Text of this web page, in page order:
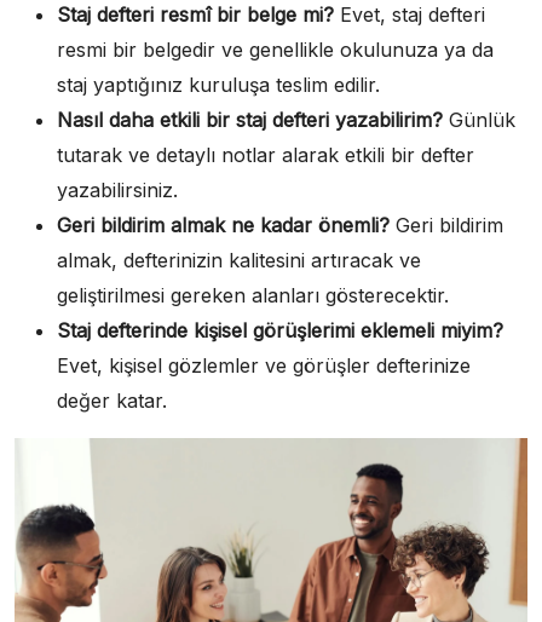
Staj defteri resmî bir belge mi? Evet, staj defteri
resmi bir belgedir ve genellikle okulunuza ya da
staj yaptığınız kuruluşa teslim edilir.
Nasıl daha etkili bir staj defteri yazabilirim? Günlük
tutarak ve detaylı notlar alarak etkili bir defter
yazabilirsiniz.
Geri bildirim almak ne kadar önemli? Geri bildirim
almak, defterinizin kalitesini artıracak ve
geliştirilmesi gereken alanları gösterecektir.
Staj defterinde kişisel görüşlerimi eklemeli miyim?
Evet, kişisel gözlemler ve görüşler defterinize
değer katar.